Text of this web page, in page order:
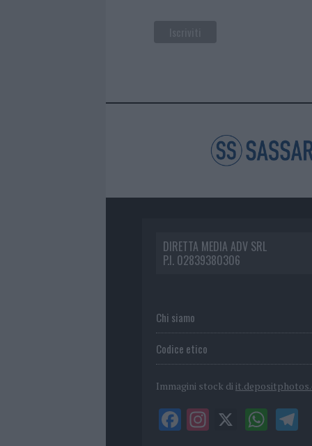
DIRETTA MEDIA ADV SRL
P.I. 02839380306
Chi siamo
Codice etico
Immagini stock di